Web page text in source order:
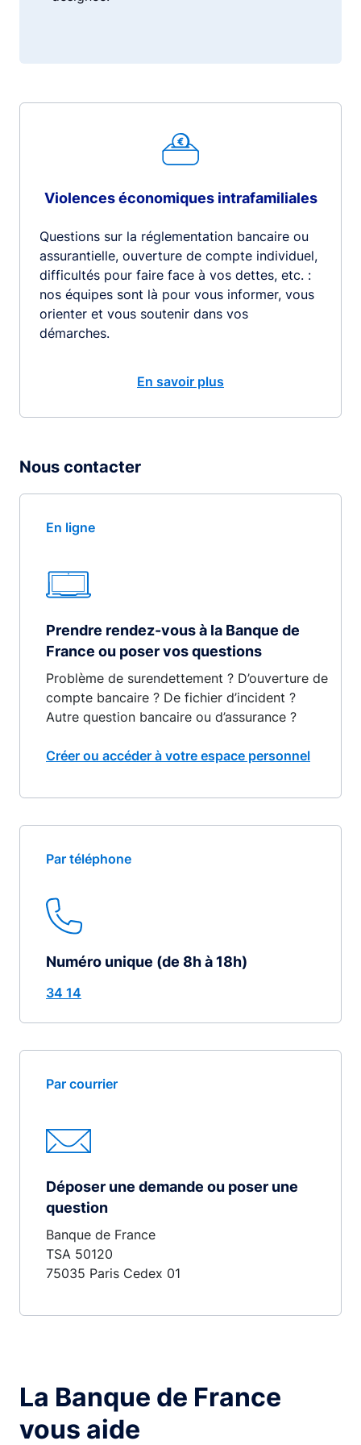
Violences économiques intrafamiliales
Questions sur la réglementation bancaire ou
assurantielle, ouverture de compte individuel,
difficultés pour faire face à vos dettes, etc. :
nos équipes sont là pour vous informer, vous
orienter et vous soutenir dans vos
démarches.
En savoir plus
Nous contacter
En ligne
Prendre rendez-vous à la Banque de
France ou poser vos questions
Problème de surendettement ? D’ouverture de
compte bancaire ? De fichier d’incident ?
Autre question bancaire ou d’assurance ?
Créer ou accéder à votre espace personnel
Par téléphone
Numéro unique (de 8h à 18h)
34 14
Par courrier
Déposer une demande ou poser une
question
Banque de France
TSA 50120
75035 Paris Cedex 01
La Banque de France
vous aide